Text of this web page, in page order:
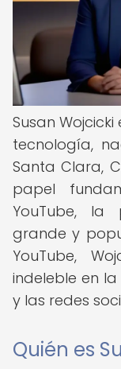
Susan
tecnología,
Santa Clara,
papel
YouTube,
grande y
YouTube,
indeleble en
y las redes
Quién es